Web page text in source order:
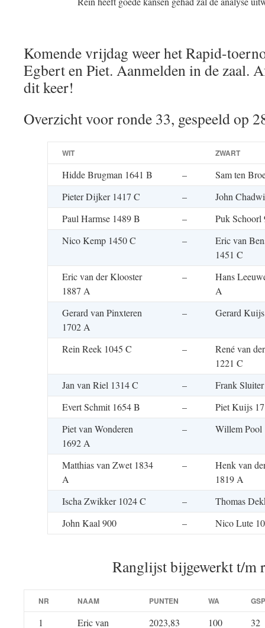
Komende vrijdag weer het Rapid-
Egbert en Piet. Aanmelden in de zaal.
dit keer!
Overzicht voor ronde 33, gespeeld op
WIT ZWART
Hidde Brugman 1641 B –
Sam ten
Pieter Dijker 1417 C
–
John
Paul Harmse 1489 B
–
Puk Schoorl
Nico Kemp 1450 C
–
Eric van
1451 C
Eric van der Klooster
1887 A
–
Hans
A
Gerard van Pinxteren
1702 A
– Gerard
Rein Reek 1045 C –
René van
1221 C
Jan van Riel 1314 C
–
Frank
Evert Schmit 1654 B
–
Piet Kuijs
Piet van Wonderen
1692 A
– Willem Pool
Matthias van Zwet 1834
A
–
Henk van
1819 A
Ischa Zwikker 1024 C
–
Thomas
John Kaal 900
– Nico Lute
Ranglijst bijgewerkt t/m
NR NAAM PUNTEN WA GSP
1
Eric van
2023,83 100 32